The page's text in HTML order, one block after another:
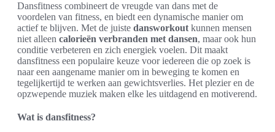
Dansfitness combineert de vreugde van dans met de
voordelen van fitness, en biedt een dynamische manier om
actief te blijven. Met de juiste dansworkout kunnen mensen
niet alleen calorieën verbranden met dansen, maar ook hun
conditie verbeteren en zich energiek voelen. Dit maakt
dansfitness een populaire keuze voor iedereen die op zoek is
naar een aangename manier om in beweging te komen en
tegelijkertijd te werken aan gewichtsverlies. Het plezier en de
opzwepende muziek maken elke les uitdagend en motiverend.
Wat is dansfitness?